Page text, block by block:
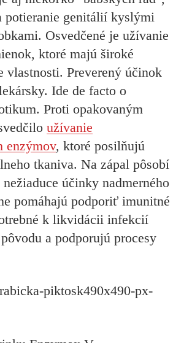
potieranie genitálií kyslými
Osvedčené je užívanie
ktoré majú široké
vlastnosti. Preverený účinok
Ide de facto o
Proti opakovaným
užívanie
enzýmov, ktoré posilňujú
tkaniva. Na zápal pôsobí
účinky nadmerného
pomáhajú podporiť imunitné
k likvidácii infekcií
a podporujú procesy